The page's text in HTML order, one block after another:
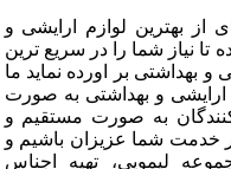
لوازم ارایشی و
شما را در سریع ترین
بر اورده نماید ما
ارایشی و بهداشتی به صورت
به صورت مستقیم و
شما عزیزان باشیم و
تهیه اجناس